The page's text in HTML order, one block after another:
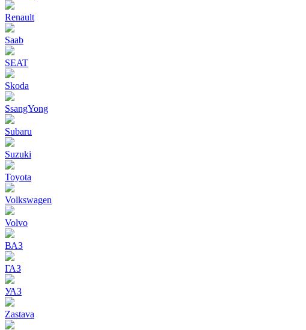
Renault
Saab
SEAT
Skoda
SsangYong
Subaru
Suzuki
Toyota
Volkswagen
Volvo
ВАЗ
ГАЗ
УАЗ
Zastava